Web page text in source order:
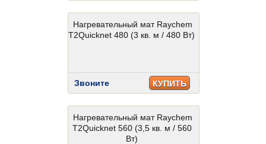
Нагревательный мат Raychem
T2Quicknet 480 (3 кв. м / 480 Вт)
Звоните КУПИТЬ
Нагревательный мат Raychem
T2Quicknet 560 (3,5 кв. м / 560
Вт)